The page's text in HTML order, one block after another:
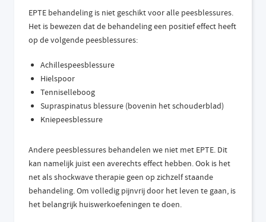
EPTE behandeling is niet geschikt voor alle peesblessures.
Het is bewezen dat de behandeling een positief effect heeft
op de volgende peesblessures:
Achillespeesblessure
Hielspoor
Tenniselleboog
Supraspinatus blessure (bovenin het schouderblad)
Kniepeesblessure
Andere peesblessures behandelen we niet met EPTE. Dit
kan namelijk juist een averechts effect hebben. Ook is het
net als shockwave therapie geen op zichzelf staande
behandeling. Om volledig pijnvrij door het leven te gaan, is
het belangrijk huiswerkoefeningen te doen.